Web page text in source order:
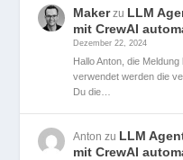
Makerzu LLM
mit CrewAI
Dezember 22, 2024
Hallo Anton, die
verwendet werden die
Du die…
Anton zu LLM
mit CrewAI